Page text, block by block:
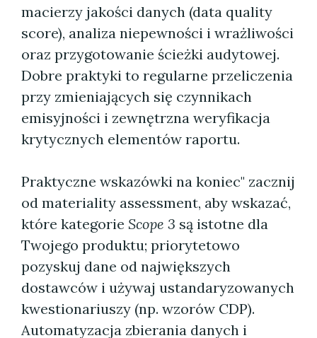
macierzy jakości danych (data quality
score), analiza niepewności i wrażliwości
oraz przygotowanie ścieżki audytowej.
Dobre praktyki to regularne przeliczenia
przy zmieniających się czynnikach
emisyjności i zewnętrzna weryfikacja
krytycznych elementów raportu.
Praktyczne wskazówki na koniec" zacznij
od materiality assessment, aby wskazać,
które kategorie Scope 3 są istotne dla
Twojego produktu; priorytetowo
pozyskuj dane od największych
dostawców i używaj ustandaryzowanych
kwestionariuszy (np. wzorów CDP).
Automatyzacja zbierania danych i